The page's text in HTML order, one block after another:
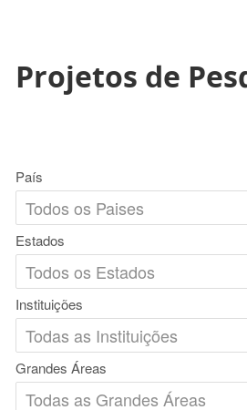
Projetos de
País
Estados
Instituições
Grandes Áreas